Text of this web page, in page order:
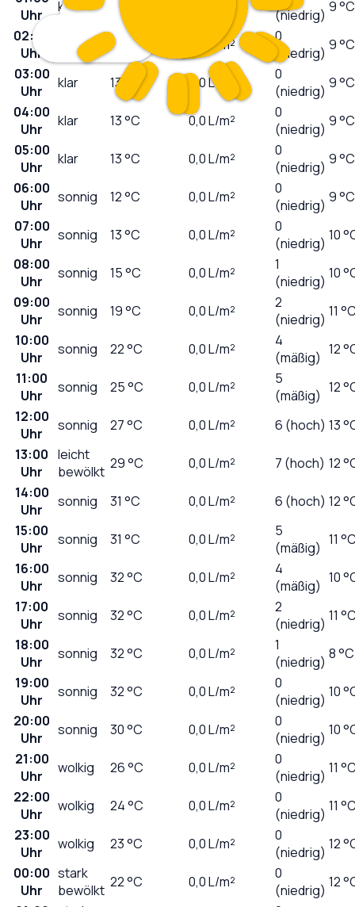
Uhr
klar 14
(niedrig) 9 °C
02:00
Uhr
klar 14 °C L/m²
0
(niedrig) 9 °C
03:00
Uhr
klar 13 °C 0,0L/m²
0
(niedrig) 9 °C
04:00
Uhr
klar 13°C 0,0L/m²
0
(niedrig) 9 °C
05:00
Uhr
klar 13°C 0,0L/m²
0
(niedrig) 9 °C
06:00
Uhr
sonnig 12°C 0,0L/m²
0
(niedrig) 9 °C
07:00
Uhr
sonnig 13°C 0,0L/m²
0
(niedrig) 10
08:00
Uhr
sonnig 15°C 0,0L/m²
1
(niedrig) 10
09:00
Uhr
sonnig 19°C 0,0L/m²
2
(niedrig) 11
10:00
Uhr
sonnig 22°C 0,0L/m²
4
(mäßig) 12
11:00
Uhr
sonnig 25°C 0,0L/m²
5
(mäßig) 12
12:00
Uhr
sonnig 27°C 0,0L/m² 6 (hoch) 13
13:00
Uhr
leicht
bewölkt 29°C 0,0L/m² 7 (hoch) 12
14:00
Uhr
sonnig 31 °C 0,0L/m² 6 (hoch) 12
15:00
Uhr
sonnig 31 °C 0,0L/m²
5
(mäßig) 11
16:00
Uhr
sonnig 32°C 0,0L/m²
4
(mäßig) 10
17:00
Uhr
sonnig 32°C 0,0L/m²
2
(niedrig) 11
18:00
Uhr
sonnig 32°C 0,0L/m²
1
(niedrig) 8 °C
19:00
Uhr
sonnig 32°C 0,0L/m²
0
(niedrig) 10
20:00
Uhr
sonnig 30°C 0,0L/m²
0
(niedrig) 10
21:00
Uhr
wolkig 26°C 0,0L/m²
0
(niedrig) 11
22:00
Uhr
wolkig 24°C 0,0L/m²
0
(niedrig) 11
23:00
Uhr
wolkig 23°C 0,0L/m²
0
(niedrig) 12
00:00
Uhr
stark
bewölkt 22°C 0,0L/m²
0
(niedrig) 12